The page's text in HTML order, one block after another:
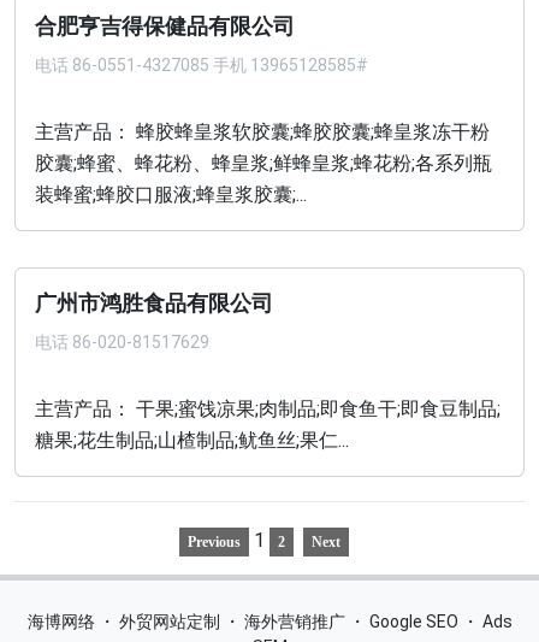
合肥亨吉得保健品有限公司
电话 86-0551-4327085 手机 13965128585#
主营产品： 蜂胶蜂皇浆软胶囊;蜂胶胶囊;蜂皇浆冻干粉
胶囊;蜂蜜、蜂花粉、蜂皇浆;鲜蜂皇浆;蜂花粉;各系列瓶
装蜂蜜;蜂胶口服液;蜂皇浆胶囊;...
广州市鸿胜食品有限公司
电话 86-020-81517629
主营产品： 干果;蜜饯凉果;肉制品;即食鱼干;即食豆制品;
糖果;花生制品;山楂制品;鱿鱼丝;果仁...
Previous 1 2 Next
海博网络 ・ 外贸网站定制 ・ 海外营销推广 ・ Google SEO ・ Ads